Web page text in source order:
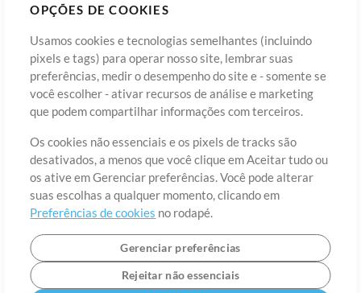
OPÇÕES DE COOKIES
Usamos cookies e tecnologias semelhantes (incluindo
pixels e tags) para operar nosso site, lembrar suas
preferências, medir o desempenho do site e - somente se
você escolher - ativar recursos de análise e marketing
que podem compartilhar informações com terceiros.
Os cookies não essenciais e os pixels de tracks são
desativados, a menos que você clique em Aceitar tudo ou
os ative em Gerenciar preferências. Você pode alterar
suas escolhas a qualquer momento, clicando em
Preferências de cookies no rodapé.
Gerenciar preferências
Rejeitar não essenciais
Cadastre-seEsqueceu sua senha?
Termos de Uso Política de Privacidade
Preferências de
Contato
©2006-2026 por MultiTracks LLC. Todos os Direitos Reservados.